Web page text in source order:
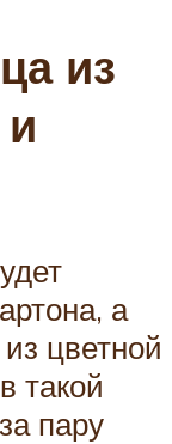
из
а
цветной
такой
пару